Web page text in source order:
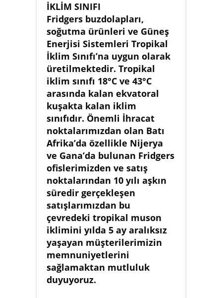
İKLİM SINIFI
Fridgers buzdolapları,
soğutma ürünleri ve Güneş
Enerjisi Sistemleri Tropikal
İklim Sınıfı’na uygun olarak
üretilmektedir. Tropikal
iklim sınıfı 18°C ve 43°C
arasında kalan ekvatoral
kuşakta kalan iklim
sınıfıdır. Önemli İhracat
noktalarımızdan olan Batı
Afrika’da özellikle Nijerya
ve Gana’da bulunan Fridgers
ofislerimizden ve satış
noktalarından 10 yılı aşkın
süredir gerçekleşen
satışlarımızdan bu
çevredeki tropikal muson
iklimini yılda 5 ay aralıksız
yaşayan müşterilerimizin
memnuniyetlerini
sağlamaktan mutluluk
duyuyoruz.